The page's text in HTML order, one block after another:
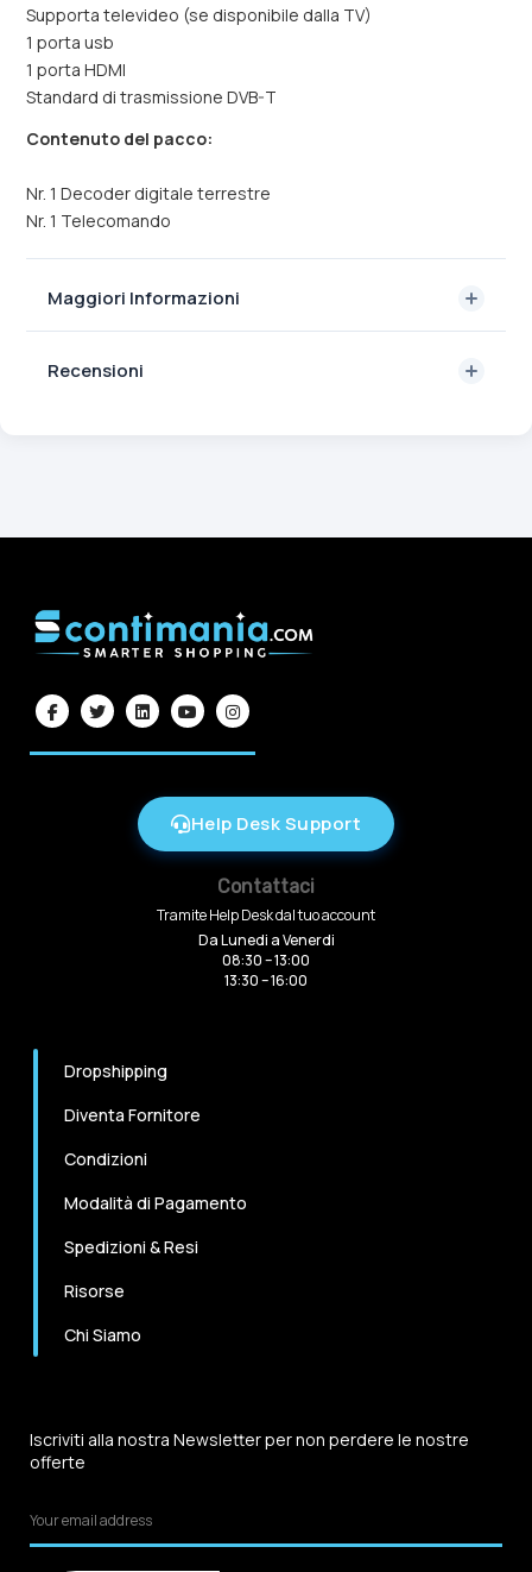
Supporta televideo (se disponibile dalla TV)
1 porta usb
1 porta HDMI
Standard di trasmissione DVB-T
Contenuto del pacco:
Nr. 1 Decoder digitale terrestre
Nr. 1 Telecomando
Maggiori Informazioni
Recensioni
Help Desk Support
Contattaci
Tramite Help Desk dal tuo account
Da Lunedi a Venerdi
08:30 – 13:00
13:30 – 16:00
Dropshipping
Diventa Fornitore
Condizioni
Modalità di Pagamento
Spedizioni & Resi
Risorse
Chi Siamo
Iscriviti alla nostra Newsletter per non perdere le nostre
offerte